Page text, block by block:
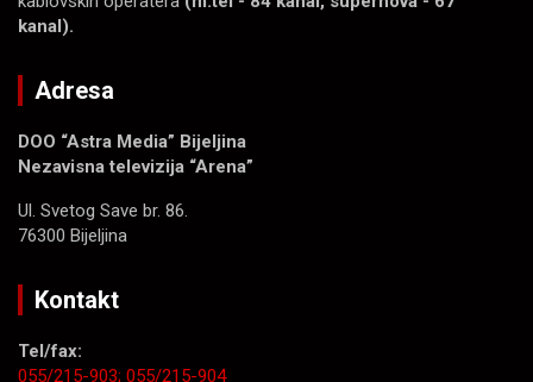
kanal).
Adresa
DOO “Astra Media” Bijeljina
Nezavisna televizija “Arena”
Ul. Svetog Save br. 86.
76300 Bijeljina
Kontakt
Tel/fax:
055/215-903; 055/215-904